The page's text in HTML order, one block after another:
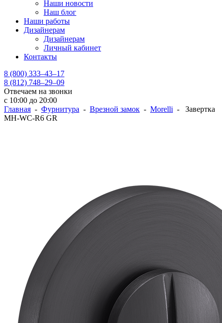
Наши новости
Наш блог
Наши работы
Дизайнерам
Дизайнерам
Личный кабинет
Контакты
8 (800) 333–43–17
8 (812) 748–29–09
Отвечаем на звонки
с 10:00 до 20:00
Главная - Фурнитура - Врезной замок - Morelli - Завертка
MH-WC-R6 GR